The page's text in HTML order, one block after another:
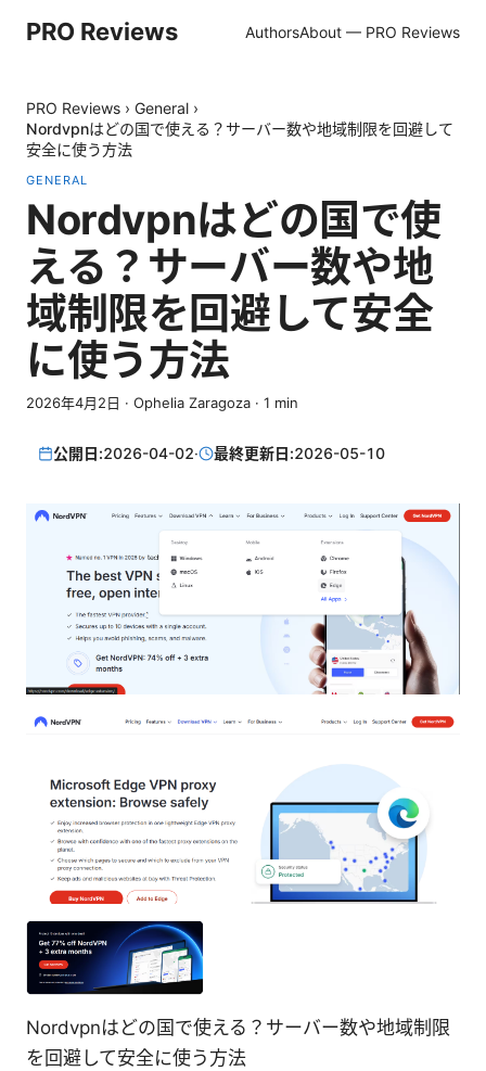
PRO Reviews AuthorsAbout — PRO Reviews
PRO Reviews › General ›
Nordvpnはどの国で使える？サーバー数や地域制限を回避して
安全に使う方法
GENERAL
Nordvpnはどの国で使
える？サーバー数や地
域制限を回避して安全
に使う方法
2026年4月2日 · Ophelia Zaragoza · 1 min
公開日:2026-04-02· 最終更新日:2026-05-10
Nordvpnはどの国で使える？サーバー数や地域制限
を回避して安全に使う方法